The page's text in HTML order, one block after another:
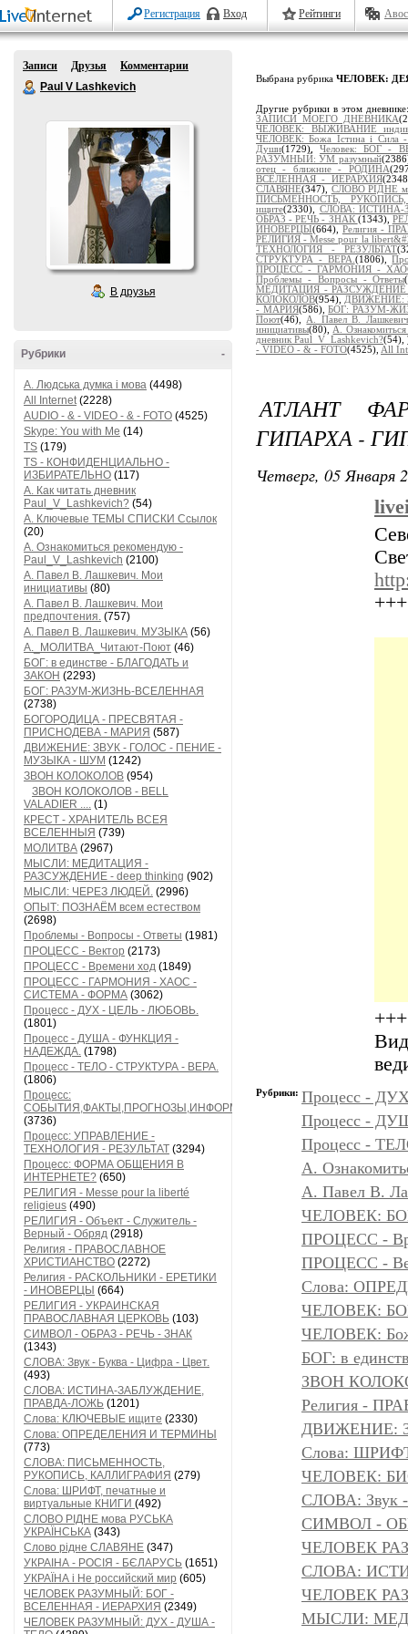
Регистрация Вход Рейтинги
Записи Друзья
Комментарии
Paul V Lashkevich
В друзья
-
Рубрики
A. Людська думка і мова (4498)
All Internet(2228)
AUDIO - & - VIDEO - & - FOTO (4525)
Skype: You with Me (14)
TS (179)
TS - КОНФИДЕНЦИАЛЬНО -
ИЗБИРАТЕЛЬНО (117)
А. Как читать дневник
Paul_V_Lashkevich? (54)
А. Ключевые ТЕМЫ СПИСКИ Ссылок
(20)
А. Ознакомиться рекомендую -
Paul_V_Lashkevich (2100)
А. Павел В. Лашкевич. Мои
инициативы (80)
А. Павел В. Лашкевич. Мои
предпочтения. (757)
А. Павел В. Лашкевич. МУЗЫКА (56)
А._МОЛИТВА_Читают-Поют (46)
БОГ: в единстве - БЛАГОДАТЬ и
ЗАКОН (2293)
БОГ: РАЗУМ-ЖИЗНЬ-ВСЕЛЕННАЯ
(2738)
БОГОРОДИЦА - ПРЕСВЯТАЯ -
ПРИСНОДЕВА - МАРИЯ (587)
ДВИЖЕНИЕ: ЗВУК - ГОЛОС - ПЕНИЕ -
МУЗЫКА - ШУМ (1242)
ЗВОН КОЛОКОЛОВ (954)
ЗВОН КОЛОКОЛОВ - BELL
VALADIER .... (1)
КРЕСТ - ХРАНИТЕЛЬ ВСЕЯ
ВСЕЛЕННЫЯ (739)
МОЛИТВА (2967)
МЫСЛИ: МЕДИТАЦИЯ -
РАЗСУЖДЕНИЕ - deep thinking (902)
МЫСЛИ: ЧЕРЕЗ ЛЮДЕЙ. (2996)
ОПЫТ: ПОЗНАЁМ всем естеством
(2698)
Проблемы - Вопросы - Ответы (1981)
ПРОЦЕСС - Вектор (2173)
ПРОЦЕСС - Времени ход (1849)
ПРОЦЕСС - ГАРМОНИЯ - ХАОС -
СИСТЕМА - ФОРМА (3062)
Процесс - ДУХ - ЦЕЛЬ - ЛЮБОВЬ.
(1801)
Процесс - ДУША - ФУНКЦИЯ -
НАДЕЖДА. (1798)
Процесс - ТЕЛО - СТРУКТУРА - ВЕРА.
(1806)
Процесс:
СОБЫТИЯ,ФАКТЫ,ПРОГНОЗЫ,ИНФОРМАЦИЯ
(3736)
Процесс: УПРАВЛЕНИЕ -
ТЕХНОЛОГИЯ - РЕЗУЛЬТАТ (3294)
Процесс: ФОРМА ОБЩЕНИЯ В
ИНТЕРНЕТЕ? (650)
РЕЛИГИЯ - Messe pour la liberté
religieus (490)
РЕЛИГИЯ - Объект - Служитель -
Верный - Обряд (2918)
Религия - ПРАВОСЛАВНОЕ
ХРИСТИАНСТВО (2272)
Религия - РАСКОЛЬНИКИ - ЕРЕТИКИ
- ИНОВЕРЦЫ (664)
РЕЛИГИЯ - УКРАИНСКАЯ
ПРАВОСЛАВНАЯ ЦЕРКОВЬ (103)
СИМВОЛ - ОБРАЗ - РЕЧЬ - ЗНАК
(1343)
СЛОВА: Звук - Буква - Цифра - Цвет.
(493)
СЛОВА: ИСТИНА-ЗАБЛУЖДЕНИЕ,
ПРАВДА-ЛОЖЬ (1201)
Слова: КЛЮЧЕВЫЕ ищите (2330)
Слова: ОПРЕДЕЛЕНИЯ И ТЕРМИНЫ
(773)
СЛОВА: ПИСЬМЕННОСТЬ,
РУКОПИСЬ, КАЛЛИГРАФИЯ (279)
Слова: ШРИФТ, печатные и
виртуальные КНИГИ (492)
СЛОВО РІДНЕ мова РУСЬКА
УКРАЇНСЬКА (343)
Слово рідне СЛАВЯНЕ (347)
УКРАІНА - РОСІЯ - БЄЛАРУСЬ (1651)
УКРАЇНА і Не российский мир (605)
ЧЕЛОВЕК РАЗУМНЫЙ: БОГ -
ВСЕЛЕННАЯ - ИЕРАРХИЯ (2349)
ЧЕЛОВЕК РАЗУМНЫЙ: ДУХ - ДУША -
Выбрана рубрика ЧЕЛОВЕК:
Другие рубрики в этом
ЗАПИСИ МОЕГО ДНЕВНИКА
ЧЕЛОВЕК: ВЫЖИВАНИЕ
ЧЕЛОВЕК: Божа Істина і
Души(1729),Человек: БОГ -
РАЗУМНЫЙ: УМ разумный
отец - ближние - РОДИНА
ВСЕЛЕННАЯ - ИЕРАРХИЯ
СЛАВЯНЕ(347), СЛОВО РІДНЕ
ПИСЬМЕННОСТЬ,
ищите(2330), СЛОВА:
ОБРАЗ - РЕЧЬ - ЗНАК (1343),
ИНОВЕРЦЫ(664), Религия -
РЕЛИГИЯ - Messe pour la
ТЕХНОЛОГИЯ - РЕЗУЛЬТАТ
СТРУКТУРА - ВЕРА. (1806),
ПРОЦЕСС - ГАРМОНИЯ -
Проблемы - Вопросы - Ответы
МЕДИТАЦИЯ - РАЗСУЖДЕНИЕ -
КОЛОКОЛОВ(954), ДВИЖЕНИЕ:
- МАРИЯ(586),БОГ: РАЗУМ-
Поют(46), А. Павел В.
инициативы(80), А.
дневник Paul_V_Lashkevich?(54),
- VIDEO - & - FOTO(4525), All
АТЛАНТ
ГИПАРХА -
Четверг, 05 Января
+++
Рубрики: Процесс -
Процесс -
Процесс -
А.
А. Павел В.
ЧЕЛОВЕК:
ПРОЦЕСС -
ПРОЦЕСС -
Слова:
ЧЕЛОВЕК:
ЧЕЛОВЕК:
БОГ: в
ЗВОН
Религия -
ДВИЖЕНИЕ:
Слова:
ЧЕЛОВЕК:
СЛОВА: Звук -
СИМВОЛ -
ЧЕЛОВЕК
СЛОВА:
ЧЕЛОВЕК
МЫСЛИ: